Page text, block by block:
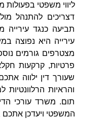
ליווי משפטי בפעולות
דצריכים להתנהל
תביעה כנגד
עירייה היא נפוצה
מצטרפים גורמים
פרטיות, קרקעות
שעורך דין ילווה
והראיות
תום. משרד עורכי
המשפטי ויעדכן